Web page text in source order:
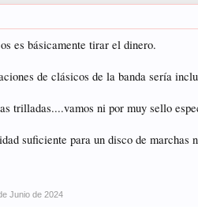
es básicamente tirar el dinero.
de clásicos de la banda sería
trilladas....vamos ni por muy sello
suficiente para un disco de marchas
Junio de 2024